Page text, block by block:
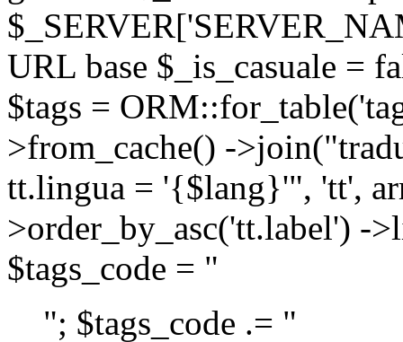
URL base $_is_casuale =
$tags =
>from_cache() -
tt.lingua = '{$lang}'", 'tt',
>order_by_asc('tt.label') -
$tags_code = "
"; $tags_code .= "